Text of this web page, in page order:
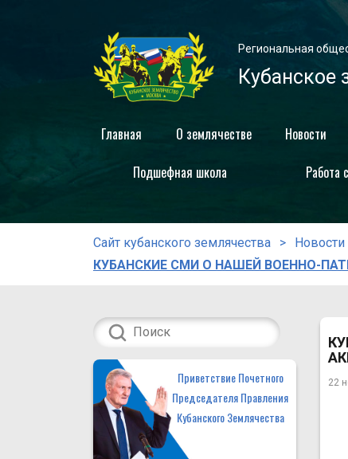
Региональная
Кубанское
Главная О землячестве Новости
Подшефная школа
Работа
Сайт кубанского землячества Новости
КУБАНСКИЕ СМИ О НАШЕЙ ВОЕННО-
Приветствие Почетного
Председателя Правления
Кубанского Землячества
22